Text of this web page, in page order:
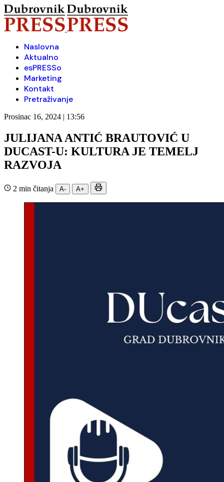
Naslovna
Aktualno
esPRESSo
Marketing
Kontakt
Pretraživanje
Prosinac 16, 2024 | 13:56
JULIJANA ANTIĆ BRAUTOVIĆ U
DUCAST-U: KULTURA JE TEMELJ
RAZVOJA
2 min čitanja A- A+